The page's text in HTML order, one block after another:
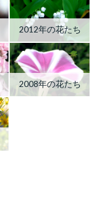
2012年の花たち
2008年の花たち